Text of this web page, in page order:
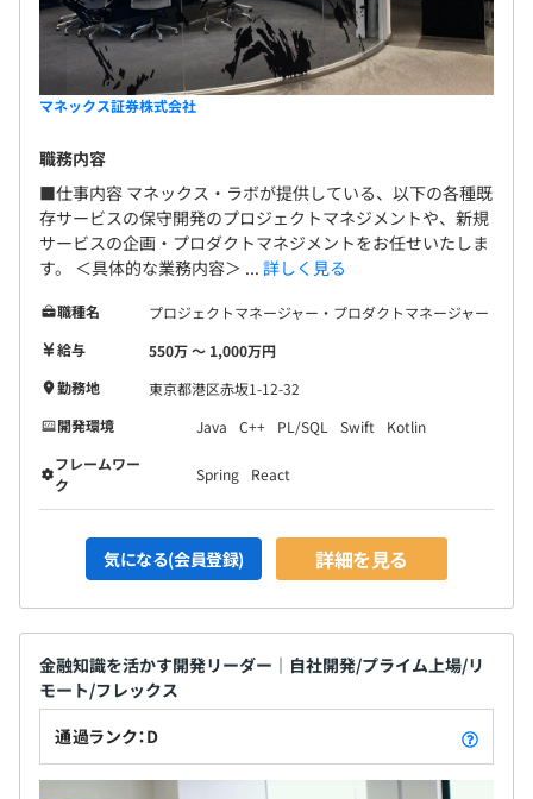
マネックス証券株式会社
職務内容
■仕事内容 マネックス・ラボが提供している、以下の各種既
存サービスの保守開発のプロジェクトマネジメントや、新規
サービスの企画・プロダクトマネジメントをお任せいたしま
す。 ＜具体的な業務内容＞ ... 詳しく見る
職種名
プロジェクトマネージャー・プロダクトマネージャー
給与
550万 〜 1,000万円
勤務地
東京都港区赤坂1-12-32
開発環境
Java C++ PL/SQL Swift
Kotlin
フレームワー
ク
Spring React
気になる(会員登録) 詳細を見る
金融知識を活かす開発リーダー｜自社開発/プライム上場/リ
モート/フレックス
通過ランク：D